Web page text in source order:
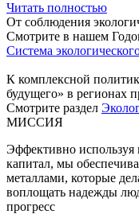
Читать полностью
От соблюдения
Смотрите в нашем
Система
К комплексной
будущего» в регионах
Смотрите раздел
МИССИЯ
Эффективно
капитал, мы
металлами, которые
воплощать надежды
прогресс